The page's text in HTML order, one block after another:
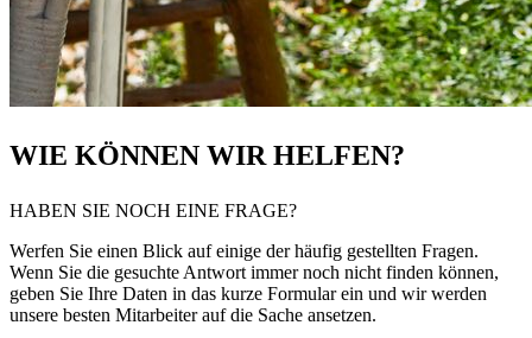
WIE KÖNNEN WIR HELFEN?
HABEN SIE NOCH EINE FRAGE?
Werfen Sie einen Blick auf einige der häufig gestellten Fragen.
Wenn Sie die gesuchte Antwort immer noch nicht finden können,
geben Sie Ihre Daten in das kurze Formular ein und wir werden
unsere besten Mitarbeiter auf die Sache ansetzen.